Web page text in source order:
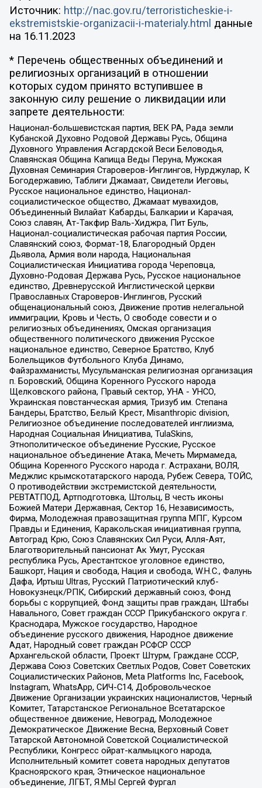
Источник: http://nac.gov.ru/terroristicheskie-i-
ekstremistskie-organizacii-i-materialy.html данные
на 16.11.2023
* Перечень общественных объединений и
религиозных организаций в отношении
которых судом принято вступившее в
законную силу решение о ликвидации или
запрете деятельности:
Национал-большевистская партия, ВЕК РА, Рада земли
Кубанской Духовно Родовой Державы Русь, Община
Духовного Управления Асгардской Веси Беловодья,
Славянская Община Капища Веды Перуна, Мужская
Духовная Семинария Староверов-Инглингов, Нурджулар, К
Богодержавию, Таблиги Джамаат, Свидетели Иеговы,
Русское национальное единство, Национал-
социалистическое общество, Джамаат мувахидов,
Объединенный Вилайат Кабарды, Балкарии и Карачая,
Союз славян, Ат-Такфир Валь-Хиджра, Пит Буль,
Национал-социалистическая рабочая партия России,
Славянский союз, Формат-18, Благородный Орден
Дьявола, Армия воли народа, Национальная
Социалистическая Инициатива города Череповца,
Духовно-Родовая Держава Русь, Русское национальное
единство, Древнерусской Инглистической церкви
Православных Староверов-Инглингов, Русский
общенациональный союз, Движение против нелегальной
иммиграции, Кровь и Честь, О свободе совести и о
религиозных объединениях, Омская организация
общественного политического движения Русское
национальное единство, Северное Братство, Клуб
Болельщиков Футбольного Клуба Динамо,
Файзрахманисты, Мусульманская религиозная организация
п. Боровский, Община Коренного Русского народа
Щелковского района, Правый сектор, УНА - УНСО,
Украинская повстанческая армия, Тризуб им. Степана
Бандеры, Братство, Белый Крест, Misanthropic division,
Религиозное объединение последователей инглиизма,
Народная Социальная Инициатива, TulaSkins,
Этнополитическое объединение Русские, Русское
национальное объединение Атака, Мечеть Мирмамеда,
Община Коренного Русского народа г. Астрахани, ВОЛЯ,
Меджлис крымскотатарского народа, Рубеж Севера, ТОЙС,
О противодействии экстремистской деятельности,
РЕВТАТПОД, Артподготовка, Штольц, В честь иконы
Божией Матери Державная, Сектор 16, Независимость,
Фирма, Молодежная правозащитная группа МПГ, Курсом
Правды и Единения, Каракольская инициативная группа,
Автоград Крю, Союз Славянских Сил Руси, Алля-Аят,
Благотворительный пансионат Ак Умут, Русская
республика Русь, Арестантское уголовное единство,
Башкорт, Нация и свобода, Нация и свобода, W.H.С., Фалунь
Дафа, Иртыш Ultras, Русский Патриотический клуб-
Новокузнецк/РПК, Сибирский державный союз, Фонд
борьбы с коррупцией, Фонд защиты прав граждан, Штабы
Навального, Совет граждан СССР Прикубанского округа г.
Краснодара, Мужское государство, Народное
объединение русского движения, Народное движение
Адат, Народный совет граждан РСФСР СССР
Архангельской области, Проект Штурм, Граждане СССР,
Держава Союз Советских Светлых Родов, Совет Советских
Социалистических Районов, Meta Platforms Inc, Facebook,
Instagram, WhatsApp, СИЧ-С14, Добровольческое
Движение Организации украинских националистов, Черный
Комитет, Татарстанское Региональное Всетатарское
общественное движение, Невоград, Молодежное
Демократическое Движение Весна, Верховный Совет
Татарской Автономной Советской Социалистической
Республики, Конгресс ойрат-калмыцкого народа,
Исполнительный комитет совета народных депутатов
Красноярского края, Этническое национальное
объединение, ЛГБТ, Я.МЫ Сергей Фургал